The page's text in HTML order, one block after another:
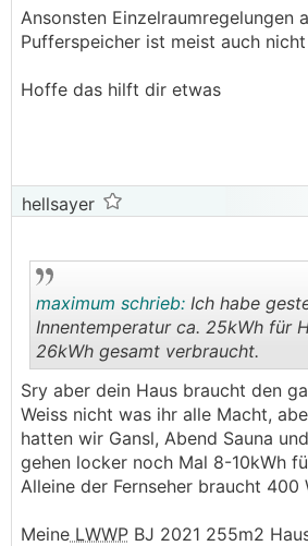
Ansonsten Einzelraumregelungen
Pufferspeicher ist meist auch
Hoffe das hilft dir etwas
hellsayer
..
maximum schrieb: Ich habe
Innentemperatur ca. 25kWh für
26kWh gesamt verbraucht.
Sry aber dein Haus braucht den
Weiss nicht was ihr alle Macht,
hatten wir Gansl, Abend Sauna
gehen locker noch Mal 8-10kWh
Alleine der Fernseher braucht 400
Meine LWWP BJ 2021 255m2